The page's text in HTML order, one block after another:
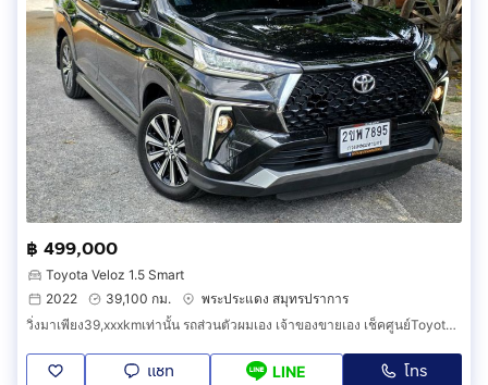
฿ 499,000
Toyota Veloz 1.5 Smart
2022
39,100 กม.
พระประแดง สมุทรปราการ
วิ่งมาเพียง39,xxxkmเท่านั้น รถส่วนตัวผมเอง เจ้าของขายเอง เช็คศูนย์Toyotaตลอดทุกระยะ
แชท LINE โทร